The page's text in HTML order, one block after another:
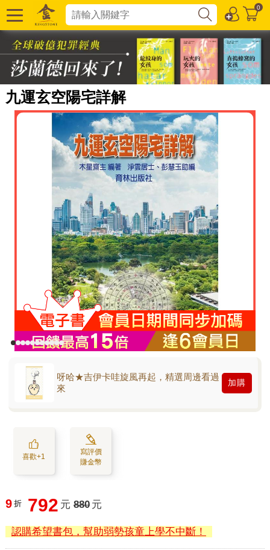
0
九運玄空陽宅詳解
呀哈★吉伊卡哇旋風再起，精選周邊看過
來
加購
喜歡+1
寫評價
賺金幣
9 折 792 元 880 元
認購希望書包，幫助弱勢孩童上學不中斷！